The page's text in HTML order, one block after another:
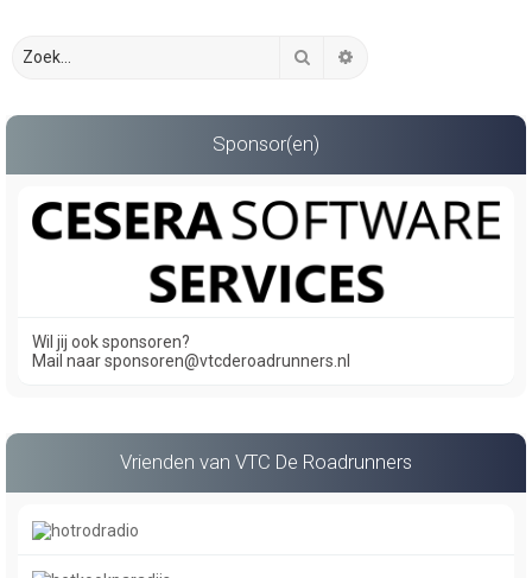
Zoek
Sponsor(en)
Wil jij ook sponsoren?
Mail naar sponsoren@vtcderoadrunners.nl
Vrienden van VTC De Roadrunners